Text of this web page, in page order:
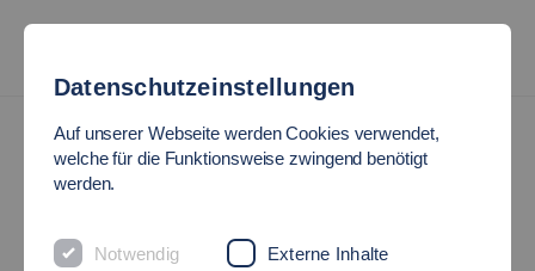
MENTORING UND
COACHING
Datenschutzeinstellungen
Auf unserer Webseite werden Cookies verwendet,
welche für die Funktionsweise zwingend benötigt
werden.
Notwendig Externe Inhalte